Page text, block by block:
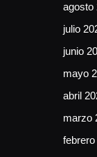
agosto
julio
junio
mayo
abril
marzo